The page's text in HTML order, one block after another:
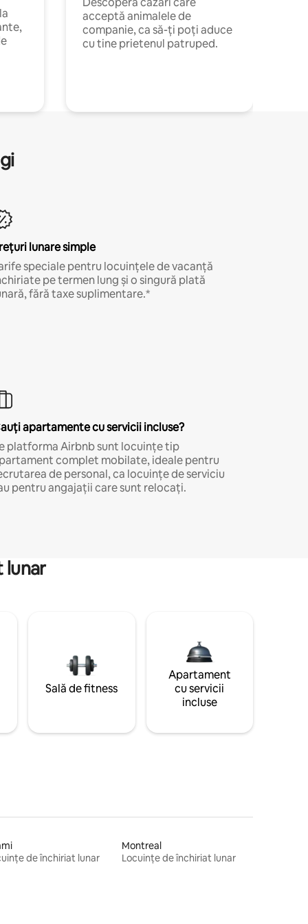
acceptă animalele de
companie, ca să-ți poți aduce
cu tine prietenul patruped.
lunare simple
speciale pentru locuințele de vacanță
pe termen lung și o singură plată
fără taxe suplimentare.*
apartamente cu servicii incluse?
platforma Airbnb sunt locuințe tip
complet mobilate, ideale pentru
de personal, ca locuințe de serviciu
pentru angajații care sunt relocați.
lunar
Sală de fitness
Apartament
cu servicii
incluse
de închiriat lunar
Montreal
Locuințe de închiriat lunar